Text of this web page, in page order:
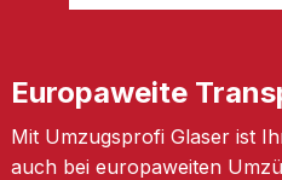
Europaweite
Mit Umzugsprofi Glaser ist
auch bei europaweiten